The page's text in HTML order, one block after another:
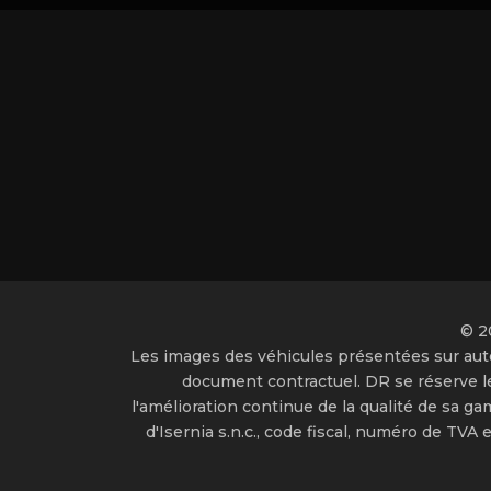
©
Les images des véhicules présentées sur
document contractuel. DR se réserve
l'amélioration continue de la qualité de sa
d'Isernia s.n.c., code fiscal, numéro de